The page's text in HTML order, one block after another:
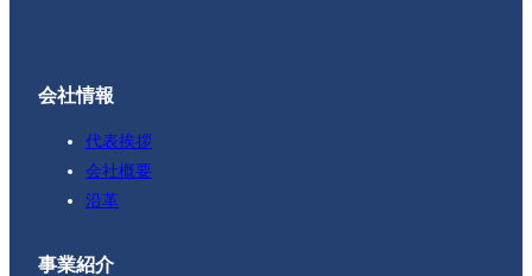
会社情報
代表挨拶
会社概要
沿革
事業紹介